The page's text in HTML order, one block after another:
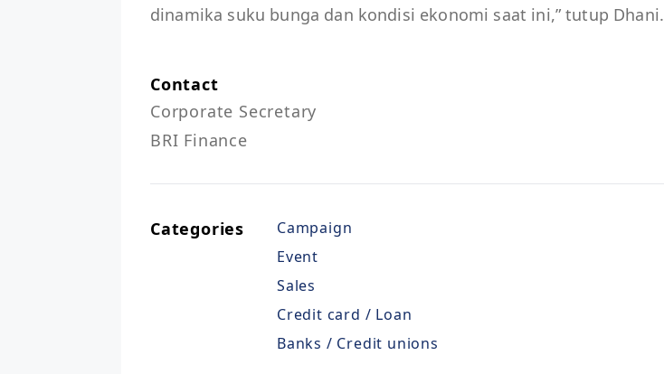
dinamika suku bunga dan kondisi ekonomi saat ini,” tutup Dhani.
Contact
Corporate Secretary
BRI Finance
Categories
Campaign
Event
Sales
Credit card / Loan
Banks / Credit unions